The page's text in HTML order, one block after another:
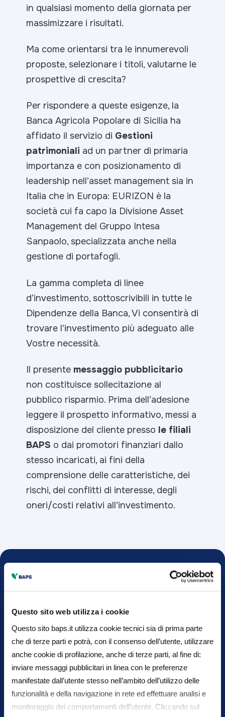
Questo sito web utilizza i cookie
Questo sito baps.it utilizza cookie tecnici sia di prima parte
che di terze parti e potrà, con il consenso dell’utente, utilizzare
anche cookie di profilazione, anche di terze parti, al fine di:
inviare messaggi pubblicitari in linea con le preferenze
manifestate dall’utente stesso nell’ambito dell’utilizzo delle
funzionalità e della navigazione in rete ed effettuare analisi e
monitoraggio dei comportamenti dell’utente. Cliccando sul
in qualsiasi momento della giornata per
massimizzare i risultati.
Ma come orientarsi tra le innumerevoli
proposte, selezionare i titoli, valutarne le
prospettive di crescita?
Per rispondere a queste esigenze, la
Banca Agricola Popolare di Sicilia ha
affidato il servizio di Gestioni
patrimoniali ad un partner di primaria
importanza e con posizionamento di
leadership nell’asset management sia in
Italia che in Europa: EURIZON è la
società cui fa capo la Divisione Asset
Management del Gruppo Intesa
Sanpaolo, specializzata anche nella
gestione di portafogli.
La gamma completa di linee
d’investimento, sottoscrivibili in tutte le
Dipendenze della Banca, Vi consentirà di
trovare l’investimento più adeguato alle
Vostre necessità.
Il presente messaggio pubblicitario
non costituisce sollecitazione al
pubblico risparmio. Prima dell’adesione
leggere il prospetto informativo, messi a
disposizione del cliente presso le filiali
BAPS o dai promotori finanziari dallo
stesso incaricati, ai fini della
comprensione delle caratteristiche, dei
rischi, dei conflitti di interesse, degli
oneri/costi relativi all’investimento.
Fatti consigliare da
BAPS
Contattaci per fissare un appuntamento in filiale
Chiama il numero verde